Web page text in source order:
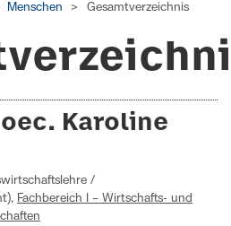
Menschen Gesamtverzeichnis
Karoline
/
Fachbereich I – Wirtschafts- und